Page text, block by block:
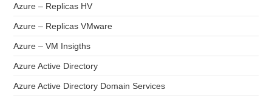
Azure – Replicas HV
Azure – Replicas VMware
Azure – VM Insigths
Azure Active Directory
Azure Active Directory Domain Services